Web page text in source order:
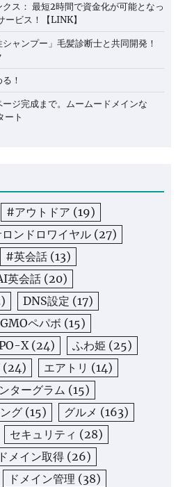
ス： 最短2時間で資金化が可能となっ
ービス！【LINK】
シャンプー」毛髪診断士と共同開発！
！
ジ完成まで。ムームードメインな
ート
#アウトドア (19)
ンドロワイヤル (27)
#英会話 (13)
英会話 (20)
DNS設定 (17)
GMOペパボ (15)
X(24) ふわ姫 (25)
(24) エアトリ (14)
ターグラム (15)
グ (15) グルメ (163)
セキュリティ (28)
ドメイン取得 (26)
ドメイン管理 (38)